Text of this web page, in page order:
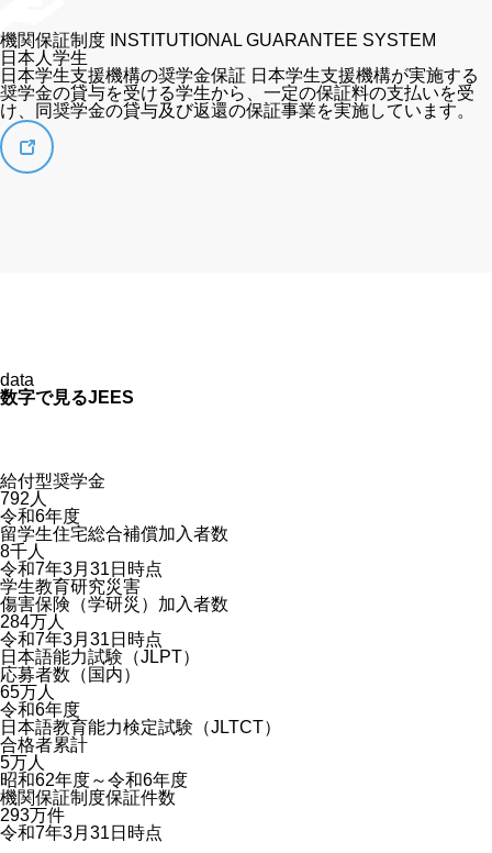
機関保証制度 INSTITUTIONAL GUARANTEE SYSTEM
日本人学生
日本学生支援機構の奨学金保証 日本学生支援機構が実施する
奨学金の貸与を受ける学生から、一定の保証料の支払いを受
け、同奨学金の貸与及び返還の保証事業を実施しています。
data
数字で見るJEES
給付型奨学金
792 人
令和6年度
留学生住宅総合補償加入者数
8千人
令和7年3月31日時点
学生教育研究災害
傷害保険（学研災）加入者数
284万人
令和7年3月31日時点
日本語能力試験（JLPT）
応募者数（国内）
65万人
令和6年度
日本語教育能力検定試験（JLTCT）
合格者累計
5万人
昭和62年度～令和6年度
機関保証制度保証件数
293万件
令和7年3月31日時点